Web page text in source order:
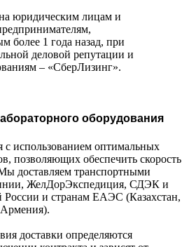
юридическим лицам и
более 1 года назад, при
деловой репутации и
– «СберЛизинг».
оборудования
с использованием оптимальных
позволяющих обеспечить скорость
доставляем транспортными
ЖелДорЭкспедиция, СДЭК и
России и странам ЕАЭС (Казахстан,
доставки определяются